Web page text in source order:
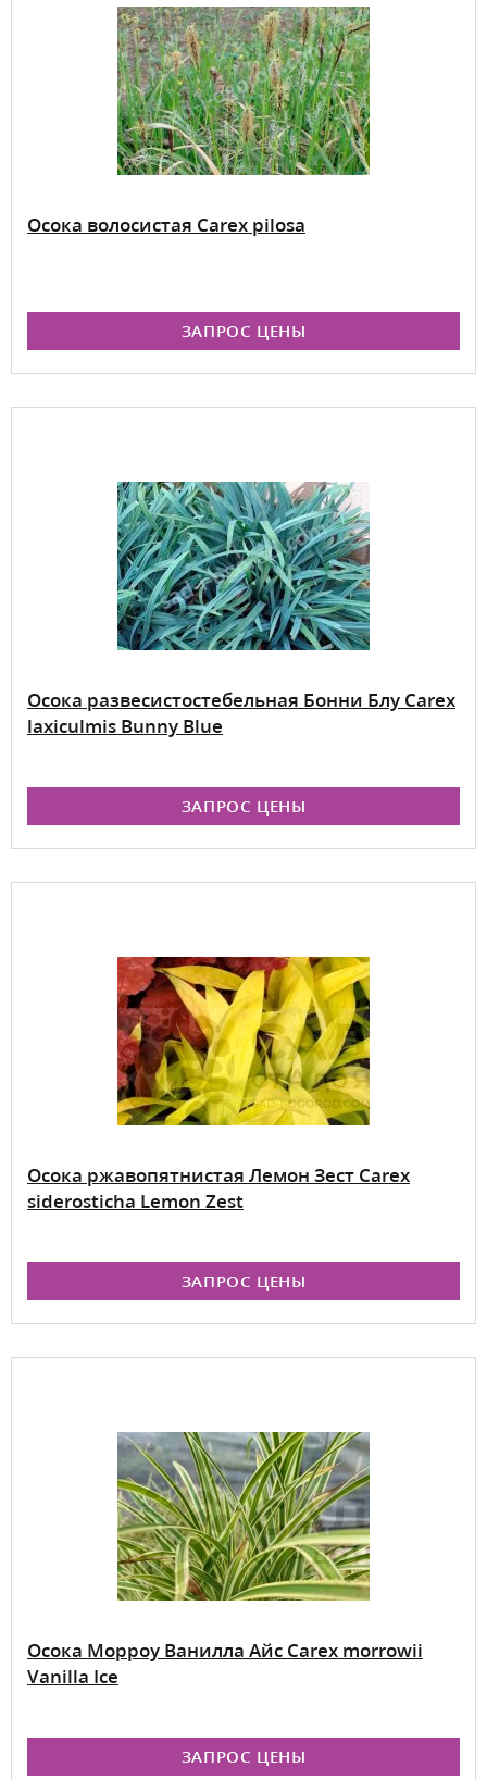
Осока волосистая Carex pilosa
ЗАПРОС ЦЕНЫ
Осока развесистостебельная Бонни Блу Carex
laxiculmis Bunny Blue
ЗАПРОС ЦЕНЫ
Осока ржавопятнистая Лемон Зест Carex
siderosticha Lemon Zest
ЗАПРОС ЦЕНЫ
Осока Морроу Ванилла Айс Carex morrowii
Vanilla Ice
ЗАПРОС ЦЕНЫ